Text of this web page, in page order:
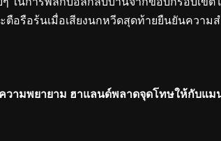
อรือร้นเมื่อเสียงนกหวีดสุดท้ายยืนยันความส
ความพยายาม ฮาแลนด์พลาดจุดโทษให้กับแ